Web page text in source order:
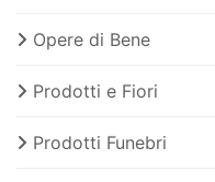
Opere di Bene
Prodotti e Fiori
Prodotti Funebri